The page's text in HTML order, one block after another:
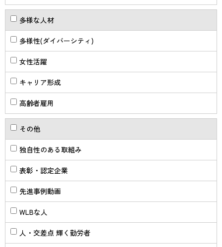
多様な人材
多様性(ダイバーシティ)
女性活躍
キャリア形成
高齢者雇用
その他
独自性のある取組み
表彰・認定企業
先進事例動画
WLBな人
人・交差点 輝く勤労者